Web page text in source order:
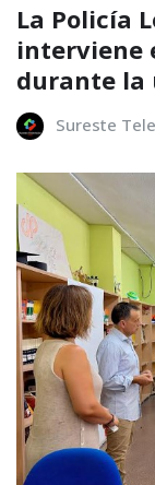
La Policía
interviene
durante la
Sureste